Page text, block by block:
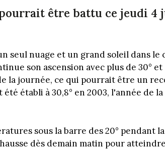
être battu ce jeudi 4
seul nuage et un grand soleil dans le
son ascension avec plus de 30° et
la journée, ce qui pourrait être un
établi à 30,8° en 2003, l'année de la
sous la barre des 20° pendant la
dès demain matin pour atteindre